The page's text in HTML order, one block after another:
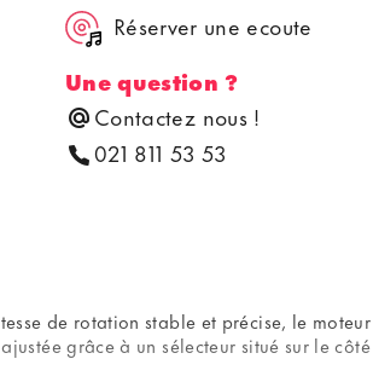
Réserver une ecoute
Une question ?
Contactez nous !
021 811 53 53
de rotation stable et précise, le
grâce à un sélecteur situé sur le